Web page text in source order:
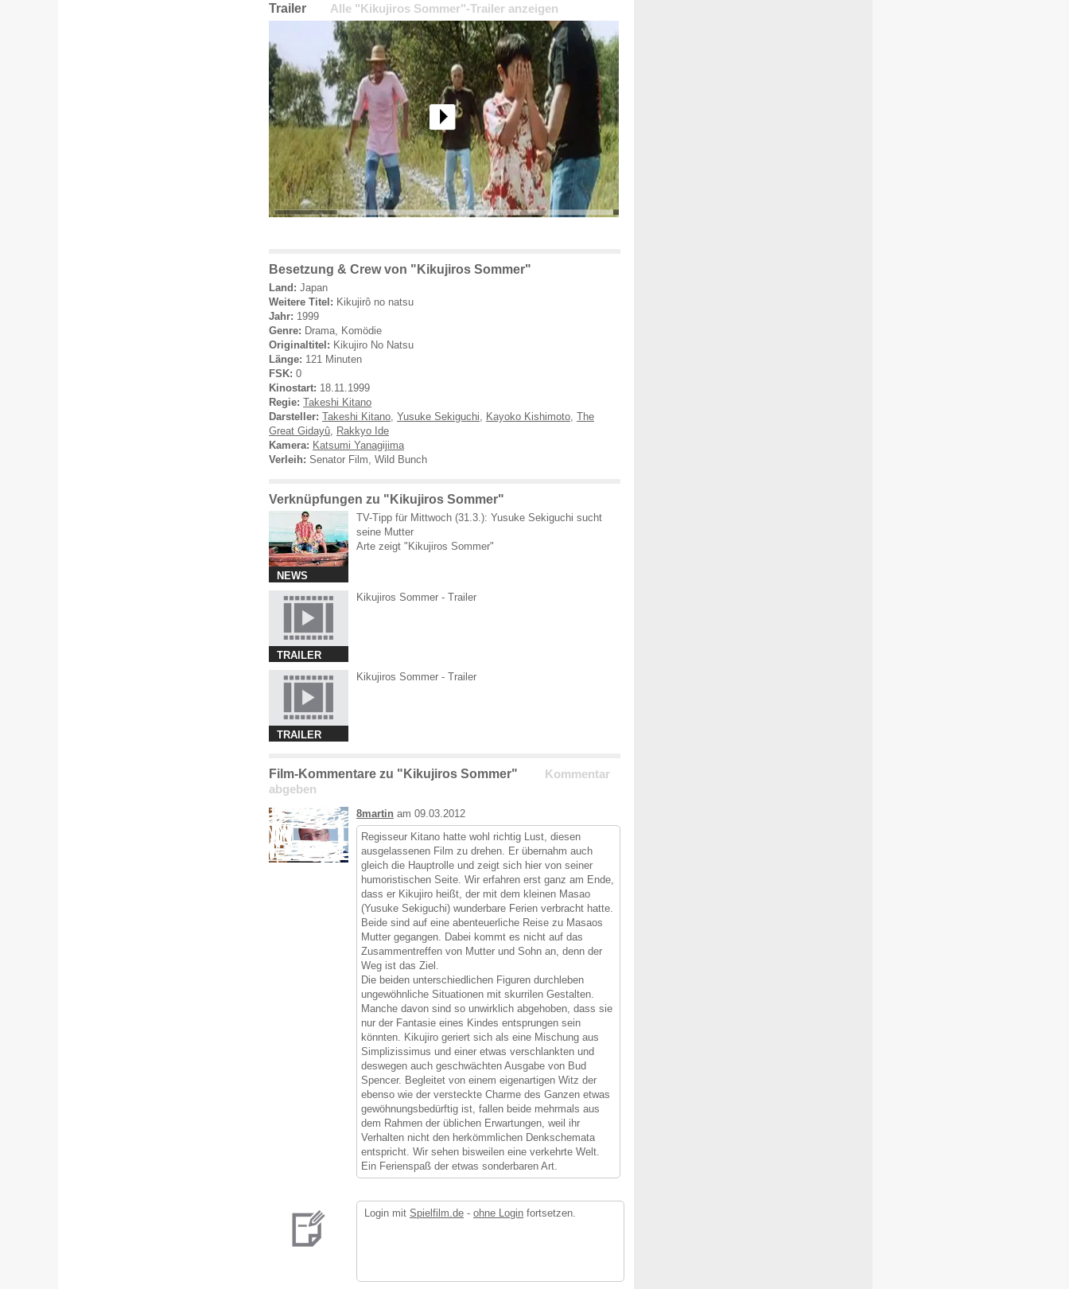
Trailer Alle "Kikujiros Sommer"-Trailer anzeigen
Besetzung & Crew von "Kikujiros Sommer"
Land: Japan
Weitere Titel: Kikujirô no natsu
Jahr: 1999
Genre: Drama, Komödie
Originaltitel: Kikujiro No Natsu
Länge: 121 Minuten
FSK: 0
Kinostart: 18.11.1999
Regie: Takeshi Kitano
Darsteller: Takeshi Kitano, Yusuke Sekiguchi, Kayoko Kishimoto, The
Great Gidayû, Rakkyo Ide
Kamera: Katsumi Yanagijima
Verleih: Senator Film, Wild Bunch
Verknüpfungen zu "Kikujiros Sommer"
NEWS
TV-Tipp für Mittwoch (31.3.): Yusuke Sekiguchi sucht
seine Mutter
Arte zeigt "Kikujiros Sommer"
TRAILER
Kikujiros Sommer - Trailer
TRAILER
Kikujiros Sommer - Trailer
Film-Kommentare zu "Kikujiros Sommer"
Kommentar
abgeben
8martin am 09.03.2012
Regisseur Kitano hatte wohl richtig Lust, diesen
ausgelassenen Film zu drehen. Er übernahm auch
gleich die Hauptrolle und zeigt sich hier von seiner
humoristischen Seite. Wir erfahren erst ganz am Ende,
dass er Kikujiro heißt, der mit dem kleinen Masao
(Yusuke Sekiguchi) wunderbare Ferien verbracht hatte.
Beide sind auf eine abenteuerliche Reise zu Masaos
Mutter gegangen. Dabei kommt es nicht auf das
Zusammentreffen von Mutter und Sohn an, denn der
Weg ist das Ziel.
Die beiden unterschiedlichen Figuren durchleben
ungewöhnliche Situationen mit skurrilen Gestalten.
Manche davon sind so unwirklich abgehoben, dass sie
nur der Fantasie eines Kindes entsprungen sein
könnten. Kikujiro geriert sich als eine Mischung aus
Simplizissimus und einer etwas verschlankten und
deswegen auch geschwächten Ausgabe von Bud
Spencer. Begleitet von einem eigenartigen Witz der
ebenso wie der versteckte Charme des Ganzen etwas
gewöhnungsbedürftig ist, fallen beide mehrmals aus
dem Rahmen der üblichen Erwartungen, weil ihr
Verhalten nicht den herkömmlichen Denkschemata
entspricht. Wir sehen bisweilen eine verkehrte Welt.
Ein Ferienspaß der etwas sonderbaren Art.
Login mit Spielfilm.de - ohne Login fortsetzen.